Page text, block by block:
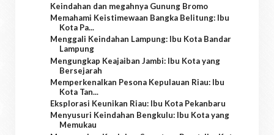
Keindahan dan megahnya Gunung Bromo
Memahami Keistimewaan Bangka Belitung: Ibu
Kota Pa...
Menggali Keindahan Lampung: Ibu Kota Bandar
Lampung
Mengungkap Keajaiban Jambi: Ibu Kota yang
Bersejarah
Memperkenalkan Pesona Kepulauan Riau: Ibu
Kota Tan...
Eksplorasi Keunikan Riau: Ibu Kota Pekanbaru
Menyusuri Keindahan Bengkulu: Ibu Kota yang
Memukau